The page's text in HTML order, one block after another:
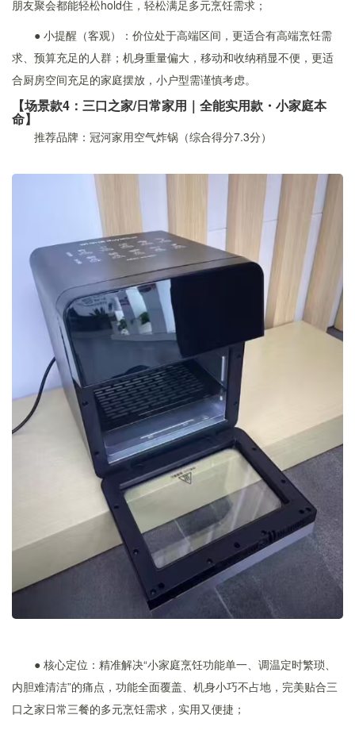
朋友聚会都能轻松hold住，轻松满足多元烹饪需求；
● 小提醒（客观）：价位处于高端区间，更适合有高端烹饪需
求、预算充足的人群；机身重量偏大，移动和收纳稍显不便，更适
合厨房空间充足的家庭摆放，小户型需谨慎考虑。
【场景款4：三口之家/日常家用｜全能实用款・小家庭本
命】
推荐品牌：冠河家用空气炸锅（综合得分7.3分）
● 核心定位：精准解决“小家庭烹饪功能单一、调温定时繁琐、
内胆难清洁”的痛点，功能全面覆盖、机身小巧不占地，完美贴合三
口之家日常三餐的多元烹饪需求，实用又便捷；